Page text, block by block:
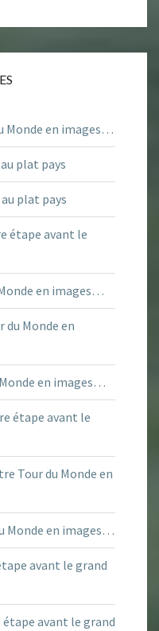
Monde en images…
plat pays
plat pays
étape avant le
en images…
du Monde en
en images…
étape avant le
Tour du Monde en
Monde en images…
avant le grand
étape avant le grand